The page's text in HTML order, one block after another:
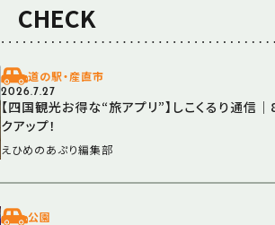
CHECK
道の駅・産直市
2026.7.27
【四国観光お得な“旅アプリ”】しこくるり通信
クアップ！
えひめのあぷり編集部
公園